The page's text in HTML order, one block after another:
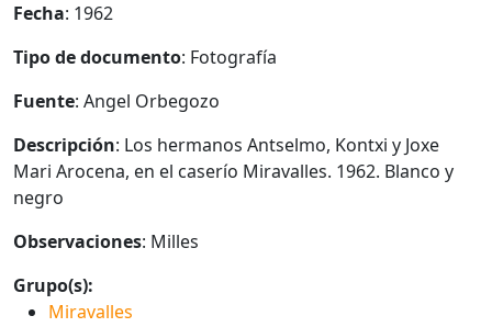
Fecha: 1962
Tipo de documento: Fotografía
Fuente: Angel Orbegozo
Descripción: Los hermanos Antselmo, Kontxi y Joxe
Mari Arocena, en el caserío Miravalles. 1962. Blanco y
negro
Observaciones: Milles
Grupo(s):
Miravalles